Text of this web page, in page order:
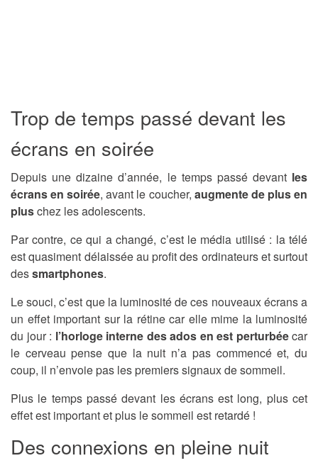
Trop de temps passé devant les
écrans en soirée
Depuis une dizaine d’année, le temps passé devant les
écrans en soirée, avant le coucher, augmente de plus en
pluschez les adolescents.
Par contre, ce qui a changé, c’est le média utilisé : la télé
est quasiment délaissée au profit des ordinateurs et surtout
dessmartphones.
Le souci, c’est que la luminosité de ces nouveaux écrans a
un effet important sur la rétine car elle mime la luminosité
du jour : l’horloge interne des ados en est perturbéecar
le cerveau pense que la nuit n’a pas commencé et, du
coup, il n’envoie pas les premiers signaux de sommeil.
Plus le temps passé devant les écrans est long, plus cet
effet est important et plus le sommeil est retardé !
Des connexions en pleine nuit